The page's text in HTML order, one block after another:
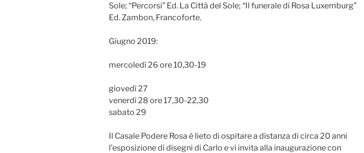
Sole; “Percorsi” Ed. La Città del Sole; “Il funerale di Rosa Luxemburg”
Ed. Zambon, Francoforte.
Giugno 2019:
mercoledì 26 ore 10,30-19
giovedì 27
venerdì 28 ore 17,30-22,30
sabato 29
Il Casale Podere Rosa è lieto di ospitare a distanza di circa 20 anni
l’esposizione di disegni di Carlo e vi invita alla inaugurazione con